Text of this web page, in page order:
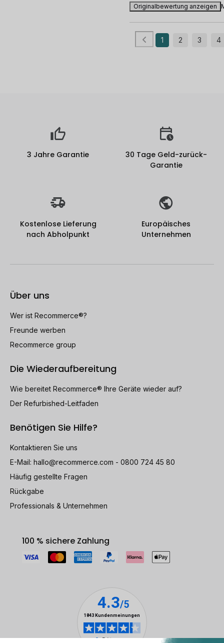
Originalbewertung anzeigen
1 2 3 4
3 Jahre Garantie
30 Tage Geld-zurück-
Garantie
Kostenlose Lieferung
nach Abholpunkt
Europäisches
Unternehmen
Über uns
Wer ist Recommerce®?
Freunde werben
Recommerce group
Die Wiederaufbereitung
Wie bereitet Recommerce® Ihre Geräte wieder auf?
Der Refurbished-Leitfaden
Benötigen Sie Hilfe?
Kontaktieren Sie uns
E-Mail: hallo@recommerce.com - 0800 724 45 80
Häufig gestellte Fragen
Rückgabe
Professionals & Unternehmen
100 % sichere Zahlung